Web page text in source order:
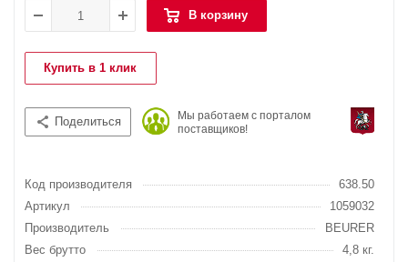
В корзину
Купить в 1 клик
Поделиться
Мы работаем с порталом
поставщиков!
Код производителя
638.50
Артикул
1059032
Производитель
BEURER
Вес брутто
4,8 кг.